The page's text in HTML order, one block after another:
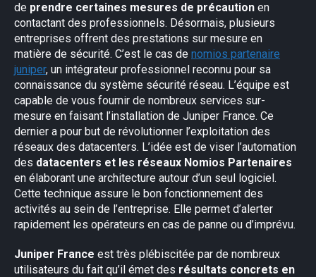
de prendre certaines mesures de précaution en
contactant des professionnels. Désormais, plusieurs
entreprises offrent des prestations sur mesure en
matière de sécurité. C’est le cas de nomios partenaire
juniper, un intégrateur professionnel reconnu pour sa
connaissance du système sécurité réseau. L’équipe est
capable de vous fournir de nombreux services sur-
mesure en faisant l’installation de Juniper France. Ce
dernier a pour but de révolutionner l’exploitation des
réseaux des datacenters. L’idée est de viser l’automation
des datacenters et les réseaux Nomios Partenaires
en élaborant une architecture autour d’un seul logiciel.
Cette technique assure le bon fonctionnement des
activités au sein de l’entreprise. Elle permet d’alerter
rapidement les opérateurs en cas de panne ou d’imprévu.
Juniper France est très plébiscitée par de nombreux
utilisateurs du fait qu’il émet des résultats concrets en
×